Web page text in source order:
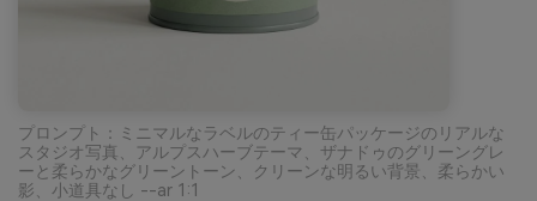
プロンプト：ミニマルなラベルのティー缶パッケージのリアルな
スタジオ写真、アルプスハーブテーマ、ザナドゥのグリーングレ
ーと柔らかなグリーントーン、クリーンな明るい背景、柔らかい
影、小道具なし --ar 1:1